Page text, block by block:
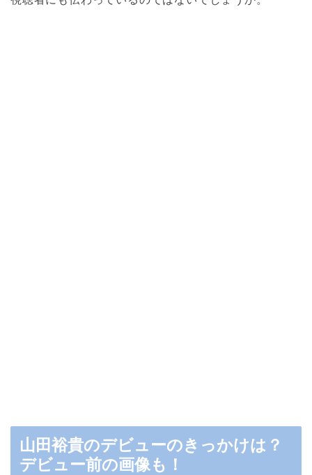
山田裕貴のデビューのきっかけは？
デビュー前の画像も！